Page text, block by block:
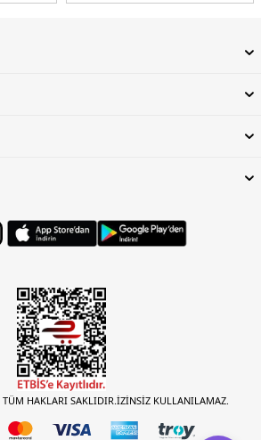
TÜM HAKLARI SAKLIDIR.İZİNSİZ KULLANILAMAZ.